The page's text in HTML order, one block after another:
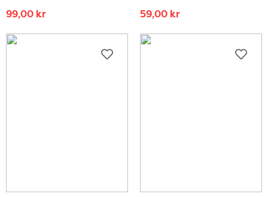
99,00 kr
59,00 kr